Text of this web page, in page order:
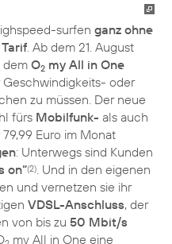
surfen ganz ohne
. Ab dem 21. August
dem O2 my All in One
oder
zu müssen. Der neue
fürs Mobilfunk- als auch
Euro im Monat
: Unterwegs sind Kunden
on“(2). Und in den eigenen
und vernetzen sie ihr
VDSL-Anschluss, der
von bis zu 50 Mbit/s
my All in One eine